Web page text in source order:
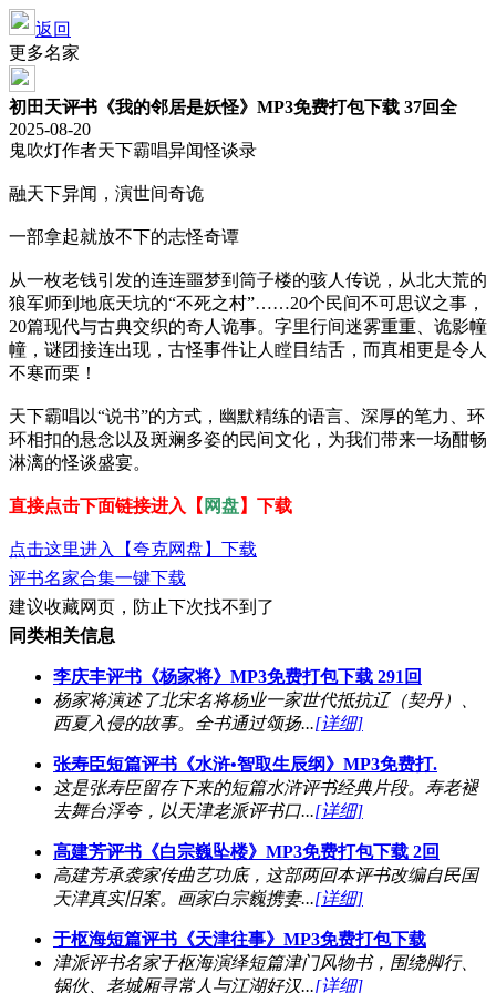
返回
更多名家
初田天评书《我的邻居是妖怪》MP3免费打包下载 37回全
2025-08-20
鬼吹灯作者天下霸唱异闻怪谈录
融天下异闻，演世间奇诡
一部拿起就放不下的志怪奇谭
从一枚老钱引发的连连噩梦到筒子楼的骇人传说，从北大荒的
狼军师到地底天坑的“不死之村”……20个民间不可思议之事，
20篇现代与古典交织的奇人诡事。字里行间迷雾重重、诡影幢
幢，谜团接连出现，古怪事件让人瞠目结舌，而真相更是令人
不寒而栗！
天下霸唱以“说书”的方式，幽默精练的语言、深厚的笔力、环
环相扣的悬念以及斑斓多姿的民间文化，为我们带来一场酣畅
淋漓的怪谈盛宴。
直接点击下面链接进入【 网盘】下载
点击这里进入【夸克网盘】下载
评书名家合集一键下载
建议收藏网页，防止下次找不到了
同类相关信息
李庆丰评书《杨家将》MP3免费打包下载 291回
杨家将演述了北宋名将杨业一家世代抵抗辽（契丹）、
西夏入侵的故事。全书通过颂扬...[详细]
张寿臣短篇评书《水浒•智取生辰纲》MP3免费打.
这是张寿臣留存下来的短篇水浒评书经典片段。寿老褪
去舞台浮夸，以天津老派评书口...[详细]
高建芳评书《白宗巍坠楼》MP3免费打包下载 2回
高建芳承袭家传曲艺功底，这部两回本评书改编自民国
天津真实旧案。画家白宗巍携妻...[详细]
于枢海短篇评书《天津往事》MP3免费打包下载
津派评书名家于枢海演绎短篇津门风物书，围绕脚行、
锅伙、老城厢寻常人与江湖好汉...[详细]